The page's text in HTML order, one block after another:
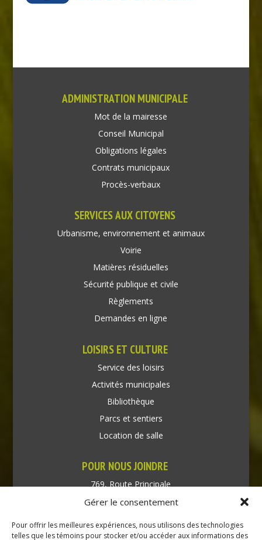
Gérer le consentement
Pour offrir les meilleures expériences, nous utilisons des technologies
telles que les témoins pour stocker et/ou accéder aux informations des
ADMINISTRATION MUNICIPALE
Mot de la mairesse
Conseil Municipal
Obligations légales
Contrats municipaux
Procès-verbaux
SERVICES AUX CITOYENS
Urbanisme, environnement et animaux
Voirie
Matières résiduelles
Sécurité publique et civile
Règlements
Demandes en ligne
LOISIRS ET CULTURE
Service des loisirs
Activités municipales
Bibliothèque
Parcs et sentiers
Location de salle
POUR NOUS JOINDRE
769, Route Principale
Très-Saint-Rédempteur
Téléphone : (450) 451-5203